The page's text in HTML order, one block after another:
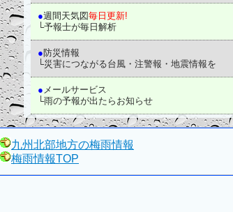
●週間天気図毎日更新!
└予報士が毎日解析
●防災情報
└災害につながる台風・注警報・地震情報を
● メールサービス
└雨の予報が出たらお知らせ
九州北部地方の梅雨情報
梅雨情報TOP